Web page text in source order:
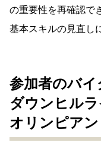
の重要性を再確認で
基本スキルの見直し
参加者のバイ
ダウンヒル
オリンピア